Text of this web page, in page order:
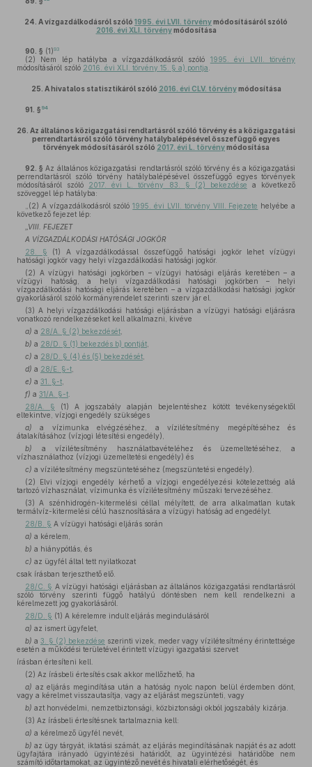
24. A vízgazdálkodásról szóló 1995. évi LVII. törvénymódosításáról szóló
2016. évi XLI. törvénymódosítása
90. § (1)93
(2) Nem lép hatályba a vízgazdálkodásról szóló 1995. évi LVII. törvény
módosításáról szóló 2016. évi XLI. törvény 15. § a) pontja
25. A hivatalos statisztikáról szóló 2016. évi CLV. törvénymódosítása
91. § 94
26. Az általános közigazgatási rendtartásról szóló törvény és a közigazgatási
perrendtartásról szóló törvény hatálybalépésével összefüggő egyes
törvények módosításáról szóló 2017. évi L. törvénymódosítása
92. § Az általános közigazgatási rendtartásról szóló törvény és a közigazgatási
perrendtartásról szóló törvény hatálybalépésével összefüggő egyes törvények
módosításáról szóló 2017. évi L. törvény 83. § (2) bekezdése a következő
szöveggel lép hatályba:
„(2) A vízgazdálkodásról szóló1995. évi LVII. törvény VIII. Fejezete helyébe a
következő fejezet lép:
„VIII. FEJEZET
A VÍZGAZDÁLKODÁSI HATÓSÁGI JOGKÖR
28. § (1) A vízgazdálkodással összefüggő hatósági jogkör lehet vízügyi
hatósági jogkör vagy helyi vízgazdálkodási hatósági jogkör.
(2) A vízügyi hatósági jogkörben – vízügyi hatósági eljárás keretében – a
vízügyi hatóság, a helyi vízgazdálkodási hatósági jogkörben – helyi
vízgazdálkodási hatósági eljárás keretében – a vízgazdálkodási hatósági jogkör
gyakorlásáról szóló kormányrendelet szerinti szerv jár el.
(3) A helyi vízgazdálkodási hatósági eljárásban a vízügyi hatósági eljárásra
vonatkozó rendelkezéseket kell alkalmazni, kivéve
a) a 28/A. § (2) bekezdését
b) a 28/D. § (1) bekezdés b) pontját
c) a 28/D. § (4) és (5) bekezdését
d) a 28/E. §-t
e) a 31. §-t
f) a 31/A. §-t
28/A. § (1) A jogszabály alapján bejelentéshez kötött tevékenységektől
eltekintve, vízjogi engedély szükséges
a) a vízimunka elvégzéséhez, a vízilétesítmény megépítéséhez és
átalakításához (vízjogi létesítési engedély),
b) a vízilétesítmény használatbavételéhez és üzemeltetéséhez, a
vízhasználathoz (vízjogi üzemeltetési engedély) és
c) a vízilétesítmény megszüntetéséhez (megszüntetési engedély).
(2) Elvi vízjogi engedély kérhető a vízjogi engedélyezési kötelezettség alá
tartozó vízhasználat, vízimunka és vízilétesítmény műszaki tervezéséhez.
(3) A szénhidrogén-kitermelési céllal mélyített, de arra alkalmatlan kutak
termálvíz-kitermelési célú hasznosítására a vízügyi hatóság ad engedélyt.
28/B. § A vízügyi hatósági eljárás során
a) a kérelem,
b) a hiánypótlás, és
c) az ügyfél által tett nyilatkozat
csak írásban terjeszthető elő.
28/C. § A vízügyi hatósági eljárásban az általános közigazgatási rendtartásról
szóló törvény szerinti függő hatályú döntésben nem kell rendelkezni a
kérelmezett jog gyakorlásáról.
28/D. § (1) A kérelemre indult eljárás megindulásáról
a) az ismert ügyfelet,
b) a 3. § (2) bekezdése szerinti vizek, meder vagy vízilétesítmény érintettsége
esetén a működési területével érintett vízügyi igazgatási szervet
írásban értesíteni kell.
(2) Az írásbeli értesítés csak akkor mellőzhető, ha
a) az eljárás megindítása után a hatóság nyolc napon belül érdemben dönt,
vagy a kérelmet visszautasítja, vagy az eljárást megszünteti, vagy
b) azt honvédelmi, nemzetbiztonsági, közbiztonsági okból jogszabály kizárja.
(3) Az írásbeli értesítésnek tartalmaznia kell:
a) a kérelmező ügyfél nevét,
b) az ügy tárgyát, iktatási számát, az eljárás megindításának napját és az adott
ügyfajtára irányadó ügyintézési határidőt, az ügyintézési határidőbe nem
számító időtartamokat, az ügyintéző nevét és hivatali elérhetőségét, és